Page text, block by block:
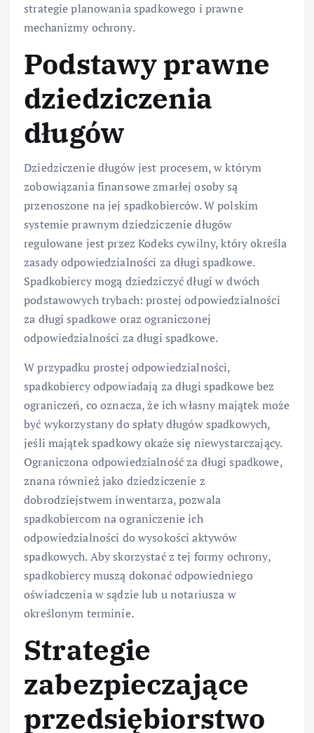
strategie planowania spadkowego i prawne
mechanizmy ochrony.
Podstawy prawne
dziedziczenia
długów
Dziedziczenie długów jest procesem, w którym
zobowiązania finansowe zmarłej osoby są
przenoszone na jej spadkobierców. W polskim
systemie prawnym dziedziczenie długów
regulowane jest przez Kodeks cywilny, który określa
zasady odpowiedzialności za długi spadkowe.
Spadkobiercy mogą dziedziczyć długi w dwóch
podstawowych trybach: prostej odpowiedzialności
za długi spadkowe oraz ograniczonej
odpowiedzialności za długi spadkowe.
W przypadku prostej odpowiedzialności,
spadkobiercy odpowiadają za długi spadkowe bez
ograniczeń, co oznacza, że ich własny majątek może
być wykorzystany do spłaty długów spadkowych,
jeśli majątek spadkowy okaże się niewystarczający.
Ograniczona odpowiedzialność za długi spadkowe,
znana również jako dziedziczenie z
dobrodziejstwem inwentarza, pozwala
spadkobiercom na ograniczenie ich
odpowiedzialności do wysokości aktywów
spadkowych. Aby skorzystać z tej formy ochrony,
spadkobiercy muszą dokonać odpowiedniego
oświadczenia w sądzie lub u notariusza w
określonym terminie.
Strategie
zabezpieczające
przedsiębiorstwo